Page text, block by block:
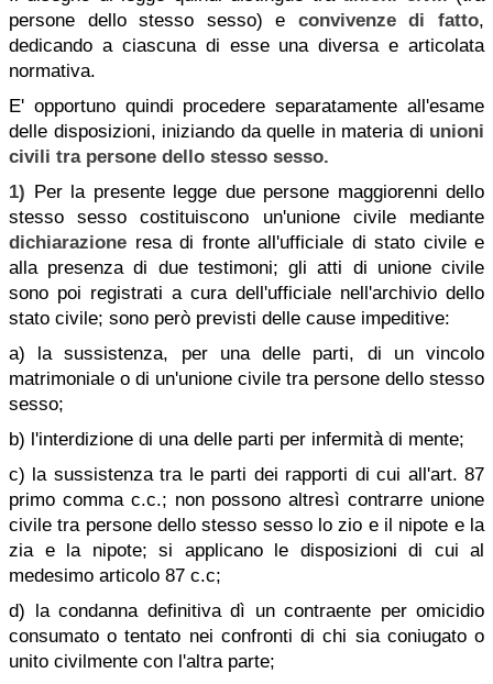
persone dello stesso sesso) e convivenze di fatto,
dedicando a ciascuna di esse una diversa e articolata
normativa.
E' opportuno quindi procedere separatamente all'esame
delle disposizioni, iniziando da quelle in materia di unioni
civili tra persone dello stesso sesso.
1) Per la presente legge due persone maggiorenni dello
stesso sesso costituiscono un'unione civile mediante
dichiarazione resa di fronte all'ufficiale di stato civile e
alla presenza di due testimoni; gli atti di unione civile
sono poi registrati a cura dell'ufficiale nell'archivio dello
stato civile; sono però previsti delle cause impeditive:
a) la sussistenza, per una delle parti, di un vincolo
matrimoniale o di un'unione civile tra persone dello stesso
sesso;
b) l'interdizione di una delle parti per infermità di mente;
c) la sussistenza tra le parti dei rapporti di cui all'art. 87
primo comma c.c.; non possono altresì contrarre unione
civile tra persone dello stesso sesso lo zio e il nipote e la
zia e la nipote; si applicano le disposizioni di cui al
medesimo articolo 87 c.c;
d) la condanna definitiva dì un contraente per omicidio
consumato o tentato nei confronti di chi sia coniugato o
unito civilmente con l'altra parte;